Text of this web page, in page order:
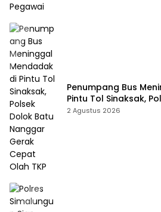
Penumpang Bus
Pintu Tol Sinaksak,
Nanggar Gerak Cepat
2 Agustus 2026